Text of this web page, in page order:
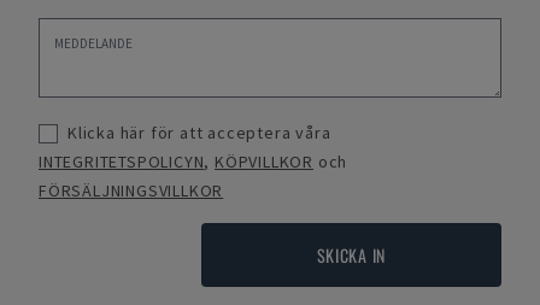
Klicka här för att acceptera våra
INTEGRITETSPOLICYN, KÖPVILLKOR och
FÖRSÄLJNINGSVILLKOR
SKICKA IN